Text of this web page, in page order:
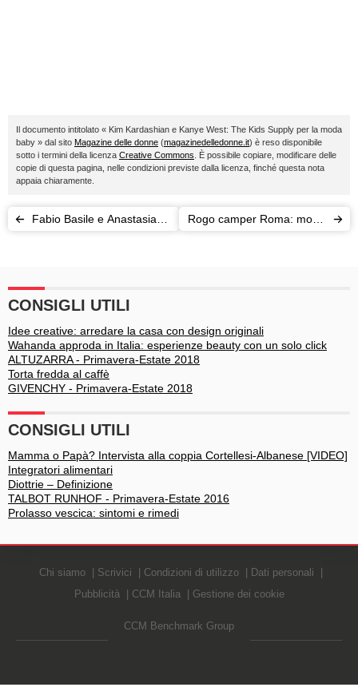
Il documento intitolato « Kim Kardashian e Kanye West: The Kids Supply per la moda
baby » dal sito Magazine delle donne (magazinedelledonne.it) è reso disponibile
sotto i termini della licenza Creative Commons . È possibile copiare, modificare delle
copie di questa pagina, nelle condizioni previste dalla licenza, finché questa nota
appaia chiaramente.
Fabio Basile e Anastasia
Rogo camper Roma: morte
CONSIGLI UTILI
Idee creative: arredare la casa con design originali
Wahanda approda in Italia: esperienze beauty con un solo click
ALTUZARRA - Primavera-Estate 2018
Torta fredda al caffè
GIVENCHY - Primavera-Estate 2018
CONSIGLI UTILI
Mamma o Papà? Intervista alla coppia Cortellesi-Albanese [VIDEO]
Integratori alimentari
Diottrie – Definizione
TALBOT RUNHOF - Primavera-Estate 2016
Prolasso vescica: sintomi e rimedi
Chi siamo Scrivici Condizioni di utilizzo
Dati personali
Pubblicità
CCM Italia Gestione dei cookie
CCM Benchmark Group